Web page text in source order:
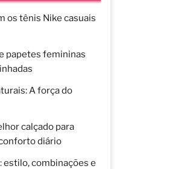
os tênis Nike casuais
papetes femininas
A força do
calçado para
diário
estilo, combinações e